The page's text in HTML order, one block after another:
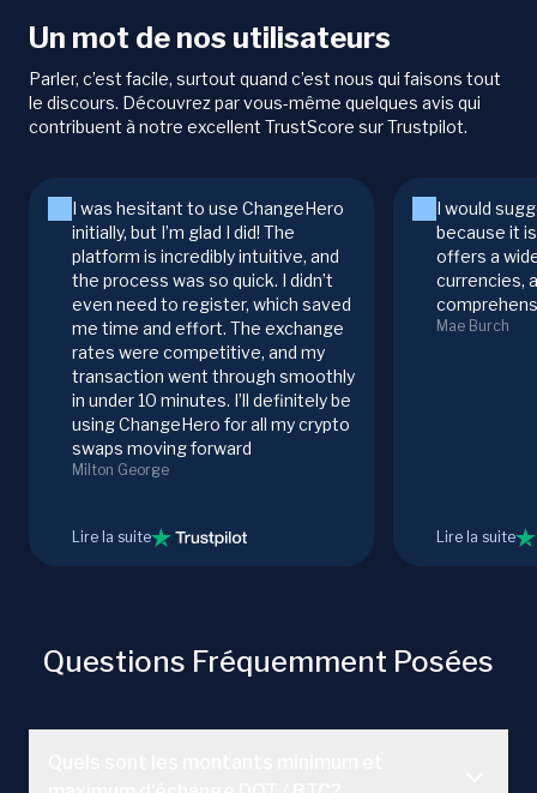
Un mot de nos utilisateurs
Parler, c’est facile, surtout quand c’est nous qui faisons tout
le discours. Découvrez par vous-même quelques avis qui
contribuent à notre excellent TrustScore sur Trustpilot.
I was hesitant to use ChangeHero
initially, but I’m glad I did! The
platform is incredibly intuitive, and
the process was so quick. I didn’t
even need to register, which saved
me time and effort. The exchange
rates were competitive, and my
transaction went through smoothly
in under 10 minutes. I’ll definitely be
using ChangeHero for all my crypto
swaps moving forward
Milton George
Lire la suite
I would
because it
offers a
currencies,
Mae Burch
Lire la suite
Questions Fréquemment Posées